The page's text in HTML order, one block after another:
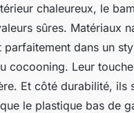
chaleureux, le
sûres. Matériaux
parfaitement dans un
cocooning. Leur
Et côté durabilité, ils
le plastique bas de